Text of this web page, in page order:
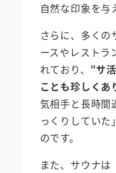
自然な印象を与
さらに、多くの
ースやレストラ
れており、 “サ
ことも珍しくあ
気相手と長時間
っくりしていた
のです。
また、サウナは